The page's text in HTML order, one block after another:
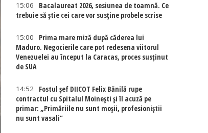
15:06
Bacalaureat 2026, sesiunea de toamnă. Ce
trebuie să știe cei care vor susține probele scrise
15:00
Prima mare miză după căderea lui
Maduro. Negocierile care pot redesena viitorul
Venezuelei au început la Caracas, proces susținut
de SUA
14:52
Fostul șef DIICOT Felix Bănilă rupe
contractul cu Spitalul Moinești și îl acuză pe
primar: „Primăriile nu sunt moșii, profesioniștii
nu sunt vasali”